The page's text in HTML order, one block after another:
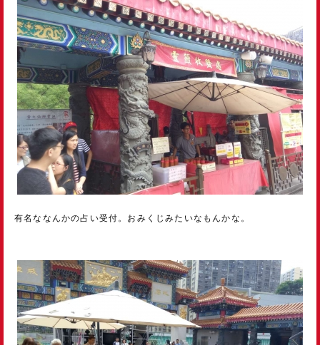
有名ななんかの占い受付。おみくじみたいなもんかな。